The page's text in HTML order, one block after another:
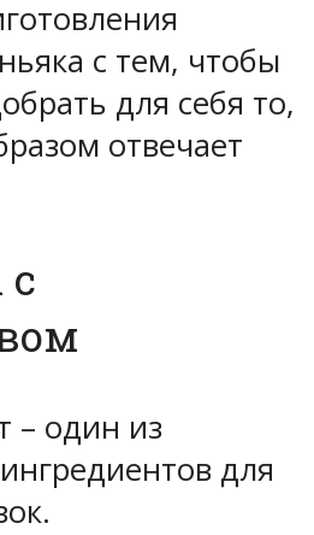
с тем, чтобы
для себя то,
отвечает
– один из
для